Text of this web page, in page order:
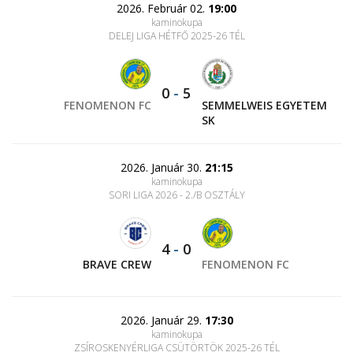
2026. Február 02. 19:00
kaminokupa
DELEJ LIGA HÉTFŐ 2025-26 TÉL
FENOMENON FC
0 - 5
SEMMELWEIS EGYETEM
SK
2026. Január 30. 21:15
kaminokupa
SORI LIGA 2026 - 2./B OSZTÁLY
BRAVE CREW
4- 0
FENOMENON FC
2026. Január 29. 17:30
kaminokupa
ZSÍROSKENYÉRLIGA CSÜTÖRTÖK 2025-26 TÉL